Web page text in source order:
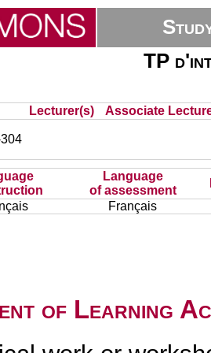
TP
Lecturer(s) Associate
Language
of assessment
Français
of Learning